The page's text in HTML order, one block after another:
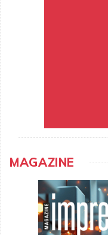
MAGAZINE